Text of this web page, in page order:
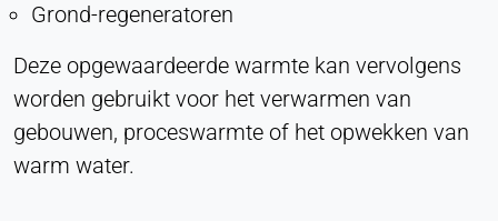
Grond-regeneratoren
Deze opgewaardeerde warmte kan vervolgens
worden gebruikt voor het verwarmen van
gebouwen, proceswarmte of het opwekken van
warm water.